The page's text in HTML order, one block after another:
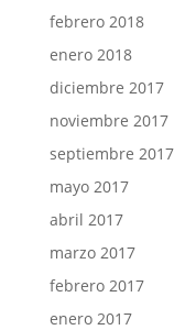
febrero 2018
enero 2018
diciembre 2017
noviembre 2017
septiembre 2017
mayo 2017
abril 2017
marzo 2017
febrero 2017
enero 2017